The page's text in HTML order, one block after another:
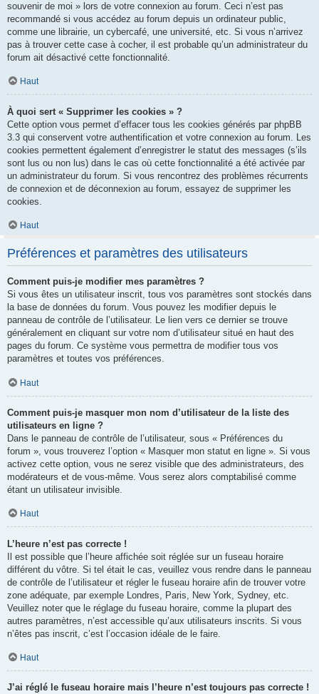
souvenir de moi » lors de votre connexion au forum. Ceci n’est pas
recommandé si vous accédez au forum depuis un ordinateur public,
comme une librairie, un cybercafé, une université, etc. Si vous n’arrivez
pas à trouver cette case à cocher, il est probable qu’un administrateur du
forum ait désactivé cette fonctionnalité.
Haut
À quoi sert « Supprimer les cookies » ?
Cette option vous permet d’effacer tous les cookies générés par phpBB
3.3 qui conservent votre authentification et votre connexion au forum. Les
cookies permettent également d’enregistrer le statut des messages (s’ils
sont lus ou non lus) dans le cas où cette fonctionnalité a été activée par
un administrateur du forum. Si vous rencontrez des problèmes récurrents
de connexion et de déconnexion au forum, essayez de supprimer les
cookies.
Haut
Préférences et paramètres des utilisateurs
Comment puis-je modifier mes paramètres ?
Si vous êtes un utilisateur inscrit, tous vos paramètres sont stockés dans
la base de données du forum. Vous pouvez les modifier depuis le
panneau de contrôle de l’utilisateur. Le lien vers ce dernier se trouve
généralement en cliquant sur votre nom d’utilisateur situé en haut des
pages du forum. Ce système vous permettra de modifier tous vos
paramètres et toutes vos préférences.
Haut
Comment puis-je masquer mon nom d’utilisateur de la liste des
utilisateurs en ligne ?
Dans le panneau de contrôle de l’utilisateur, sous « Préférences du
forum », vous trouverez l’option « Masquer mon statut en ligne ». Si vous
activez cette option, vous ne serez visible que des administrateurs, des
modérateurs et de vous-même. Vous serez alors comptabilisé comme
étant un utilisateur invisible.
Haut
L’heure n’est pas correcte !
Il est possible que l’heure affichée soit réglée sur un fuseau horaire
différent du vôtre. Si tel était le cas, veuillez vous rendre dans le panneau
de contrôle de l’utilisateur et régler le fuseau horaire afin de trouver votre
zone adéquate, par exemple Londres, Paris, New York, Sydney, etc.
Veuillez noter que le réglage du fuseau horaire, comme la plupart des
autres paramètres, n’est accessible qu’aux utilisateurs inscrits. Si vous
n’êtes pas inscrit, c’est l’occasion idéale de le faire.
Haut
J’ai réglé le fuseau horaire mais l’heure n’est toujours pas correcte !